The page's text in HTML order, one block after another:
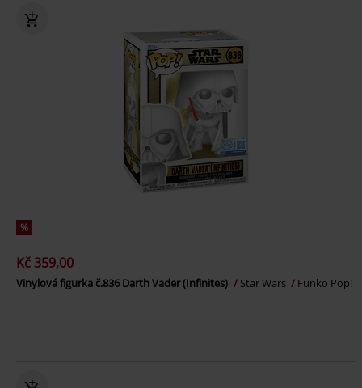
%
Kč 359,00
Vinylová figurka č.836 Darth Vader (Infinites) Star Wars Funko Pop!